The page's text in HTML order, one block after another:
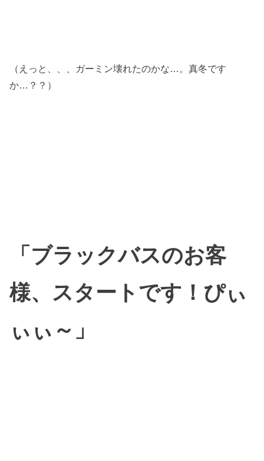
（えっと、、、ガーミン壊れたのかな…。真冬です
か…？？）
「ブラックバスのお客
様、スタートです！ぴぃ
ぃぃ～」